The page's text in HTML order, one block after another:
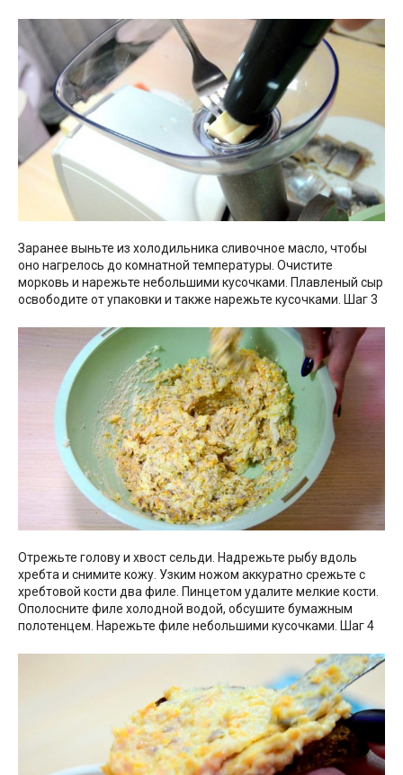
Заранее выньте из холодильника сливочное масло, чтобы
оно нагрелось до комнатной температуры. Очистите
морковь и нарежьте небольшими кусочками. Плавленый сыр
освободите от упаковки и также нарежьте кусочками. Шаг 3
Отрежьте голову и хвост сельди. Надрежьте рыбу вдоль
хребта и снимите кожу. Узким ножом аккуратно срежьте с
хребтовой кости два филе. Пинцетом удалите мелкие кости.
Ополосните филе холодной водой, обсушите бумажным
полотенцем. Нарежьте филе небольшими кусочками. Шаг 4